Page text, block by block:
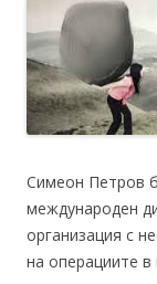
Симеон Петров
международен
организация с
на операциите